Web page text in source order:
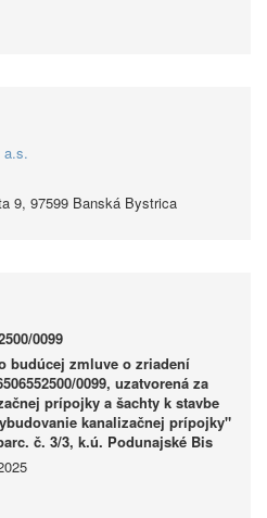
a.s.
9, 97599 Banská Bystrica
0099
budúcej zmluve o zriadení
0099, uzatvorená za
prípojky a šachty k stavbe
kanalizačnej prípojky"
č. 3/3, k.ú. Podunajské Bis